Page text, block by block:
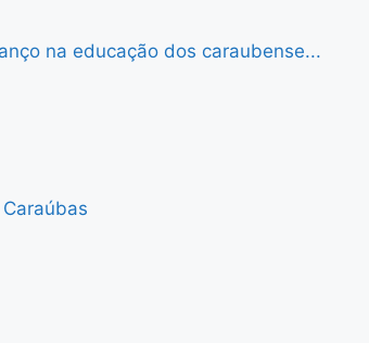
na educação dos caraubense...